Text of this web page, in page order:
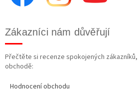
Zákazníci nám důvěřují
Přečtěte si recenze spokojených
obchodě:
Hodnocení obchodu